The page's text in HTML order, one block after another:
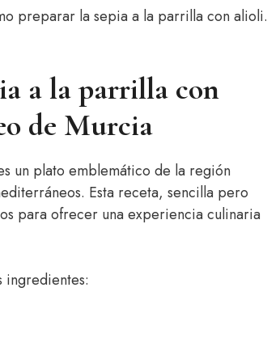
preparar la sepia a la parrilla con alioli.
a la parrilla con
de Murcia
un plato emblemático de la región
Esta receta, sencilla pero
para ofrecer una experiencia culinaria
ingredientes: